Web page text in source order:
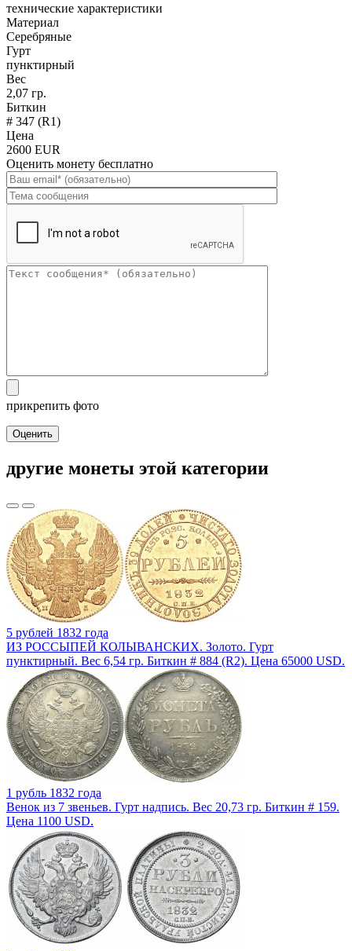
технические характеристики
Материал
Серебряные
Гурт
пунктирный
Вес
2,07 гр.
Биткин
# 347 (R1)
Цена
2600 EUR
Оценить монету бесплатно
прикрепить фото
Оценить
другие монеты этой категории
5 рублей 1832 года
ИЗ РОССЫПЕЙ КОЛЫВАНСКИХ. Золото. Гурт
пунктирный. Вес 6,54 гр. Биткин # 884 (R2). Цена 65000 USD.
1 рубль 1832 года
Венок из 7 звеньев. Гурт надпись. Вес 20,73 гр. Биткин # 159.
Цена 1100 USD.